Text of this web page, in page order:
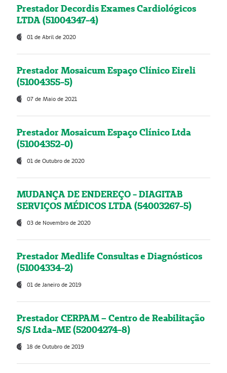
Prestador Decordis Exames Cardiológicos
LTDA (51004347-4)
01 de Abril de 2020
Prestador Mosaicum Espaço Clínico Eireli
(51004355-5)
07 de Maio de 2021
Prestador Mosaicum Espaço Clínico Ltda
(51004352-0)
01 de Outubro de 2020
MUDANÇA DE ENDEREÇO - DIAGITAB
SERVIÇOS MÉDICOS LTDA (54003267-5)
03 de Novembro de 2020
Prestador Medlife Consultas e Diagnósticos
(51004334-2)
01 de Janeiro de 2019
Prestador CERPAM – Centro de Reabilitação
S/S Ltda-ME (52004274-8)
18 de Outubro de 2019